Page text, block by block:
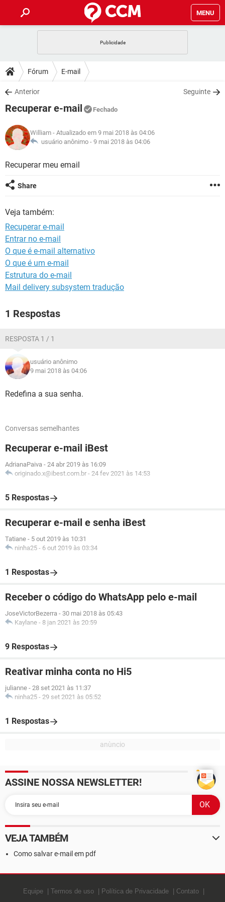
MENU
CELULAR
OUTLOOK
INSTAGRAM
GUIA DE COMPRAS
DICAS
JOGOS
INSTAGRAM GMAIL
GUIA DE COMPRAS
DOWNLOADS
JOGOS
CELULAR
OUTLOOK EXCEL
FÓRUM
JOGOS WHATSAPP
CELULAR
OUTLOOK
INSTAGRAM
GLOSSÁRIO
INSTAGRAM
GUIA DE COMPRAS
Fórum E-mail
Anterior Seguinte
Recuperar e-mail Fechado
William - Atualizado em 9 mai 2018 às 04:06
usuário anônimo - 9 mai 2018 às 04:06
Recuperar meu email
Share
Veja também:
Recuperar e-mail
Entrar no e-mail
O que é e-mail alternativo
O que é um e-mail
Estrutura do e-mail
Mail delivery subsystem tradução
1 Respostas
RESPOSTA 1 / 1
usuário anônimo
9 mai 2018 às 04:06
Redefina a sua senha.
Conversas semelhantes
Recuperar e-mail iBest
AdrianaPaiva - 24 abr 2019 às 16:09
originado.x@ibest.com.br - 24 fev 2021 às 14:53
5 Respostas
Recuperar e-mail e senha iBest
Tatiane - 5 out 2019 às 10:31
ninha25 - 6 out 2019 às 03:34
1 Respostas
Receber o código do WhatsApp pelo e-mail
JoseVictorBezerra - 30 mai 2018 às 05:43
Kaylane - 8 jan 2021 às 20:59
9 Respostas
Reativar minha conta no Hi5
julianne - 28 set 2021 às 11:37
ninha25 - 29 set 2021 às 05:52
1 Respostas
ASSINE NOSSA NEWSLETTER!
VEJA TAMBÉM
Como salvar e-mail em pdf
Equipe Termos de uso Política de Privacidade
Contato